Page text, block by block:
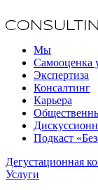
Мы
Самооценка
Экспертиза
Консалтинг
Карьера
Подкаст
Дегустационная
Услуги